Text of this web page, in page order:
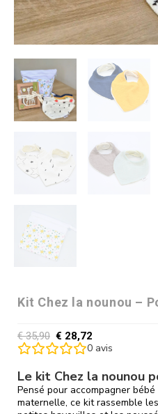
Kit Chez la nounou –
€35,90 € 28,72
0 avis
Le kit Chez la nounou
Pensé pour accompagner
maternelle, ce kit rassemble